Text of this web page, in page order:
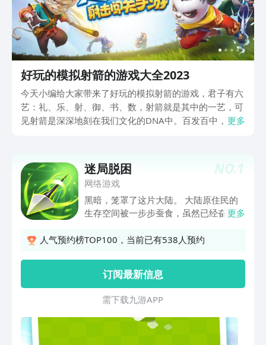
好玩的模拟射箭的游戏大全2023
今天小编给大家带来了好玩的模拟射箭的游戏，君子有六
艺：礼、乐、射、御、书、数，射箭就是其中的一艺，可
见射箭是深深地刻在我们文化的DNA中。百发百中，百步
更多
NO.1
迷局脱困
网络游戏
黑暗，笼罩了这片大陆。 大陆原住民的
生存空间被一步步蚕食，虽然已经奋起抵
们希望和平几近燃灭之时，一股穿越而来
爪，勇者暂时击退了黑暗火线。 人们赋
予了他们一个荣耀的称号——迷之战士，
从这以后，这个称号的联盟也成为了保卫
大陆，对抗暗黑之士的代名词。 你的使
命在召唤，准备好成为他们精英中一员了
更多
人气预约榜TOP100，当前已有538人预约
订阅最新信息
需 下 载 九 游 A P P